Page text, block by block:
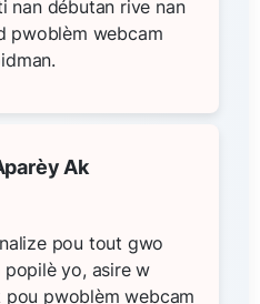
nan débutan rive nan
pwoblèm webcam
Ak
pou tout gwo
yo, asire w
pou pwoblèm webcam